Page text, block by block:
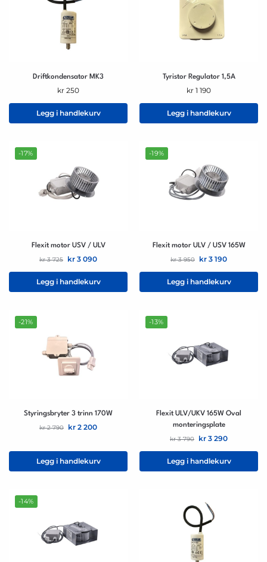
Driftkondensator MK3
kr 250
Legg i handlekurv
Tyristor Regulator 1,5A
kr 1 190
Legg i handlekurv
-17%
Flexit motor USV / ULV
kr3 725 kr 3 090
Legg i handlekurv
-19%
Flexit motor ULV / USV 165W
kr3 950 kr 3 190
Legg i handlekurv
-21%
Styringsbryter 3 trinn 170W
kr2 790 kr 2 200
Legg i handlekurv
-13%
Flexit ULV/UKV 165W Oval
monteringsplate
kr3 790 kr 3 290
Legg i handlekurv
-14%